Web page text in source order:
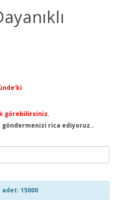
görebilirsiniz.
rica ediyoruz..
15000